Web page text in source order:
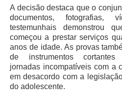
Governança
Governança de TI
Gestão Estratégica
Governança das
Rede de Governança
A decisão destaca que o
documentos, fotografias,
testemunhais demonstrou
começou a prestar serviços
anos de idade. As provas
de instrumentos
jornadas incompatíveis com a
em desacordo com a
do adolescente.